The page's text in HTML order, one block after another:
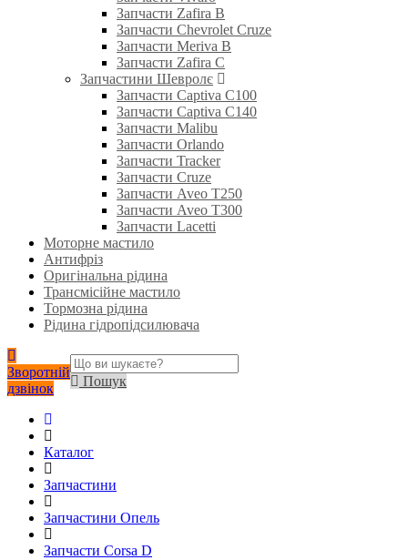
Запчасти Zafira B
Запчасти Chevrolet Cruze
Запчасти Meriva B
Запчасти Zafira C
Запчастини Шевролє
Запчасти Captiva C100
Запчасти Captiva C140
Запчасти Malibu
Запчасти Orlando
Запчасти Tracker
Запчасти Cruze
Запчасти Aveo T250
Запчасти Aveo T300
Запчасти Lacetti
Моторне мастило
Антифріз
Оригінальна рідина
Трансмісійне мастило
Тормозна рідина
Рідина гідропідсилювача
Зворотній
дзвінок
Пошук
Каталог
Запчастини
Запчастини Опель
Запчасти Corsa D